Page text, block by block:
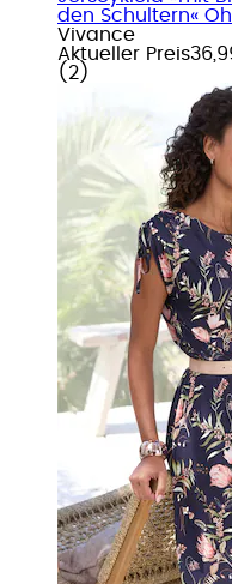
den Schultern«
Vivance
Aktueller Preis
( 2 )